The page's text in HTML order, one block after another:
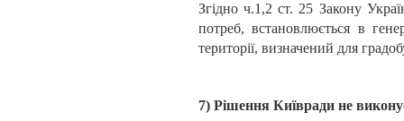
Згідно ч.1,2 ст. 25 Закону
потреб, встановлюється в
території, визначений для
7) Рішення Київради не